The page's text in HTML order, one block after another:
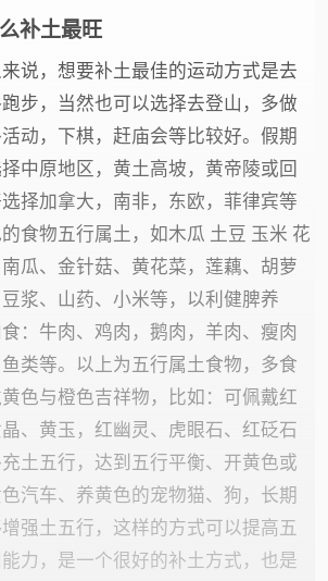
补土最旺
说，想要补土最佳的运动方式是去
步，当然也可以选择去登山，多做
动，下棋，赶庙会等比较好。假期
中原地区，黄土高坡，黄帝陵或回
择加拿大，南非，东欧，菲律宾等
食物五行属土，如木瓜 土豆 玉米 花
瓜、金针菇、黄花菜，莲藕、胡萝
豆浆、山药、小米等，以利健脾养
：牛肉、鸡肉，鹅肉，羊肉、瘦肉
类等。以上为五行属土食物，多食
色与橙色吉祥物，比如：可佩戴红
、黄玉，红幽灵、虎眼石、红砭石
土五行，达到五行平衡、开黄色或
汽车、养黄色的宠物猫、狗，长期
强土五行，这样的方式可以提高五
力，是一个很好的补土方式，也是